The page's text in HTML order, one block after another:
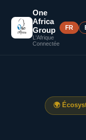
One
Africa
Group
L'Afrique
Connectée
FR
🌍